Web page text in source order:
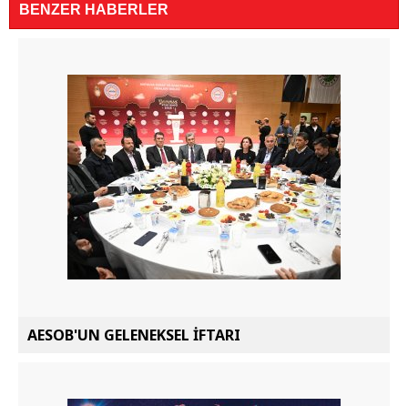
BENZER HABERLER
AESOB'UN GELENEKSEL İFTARI